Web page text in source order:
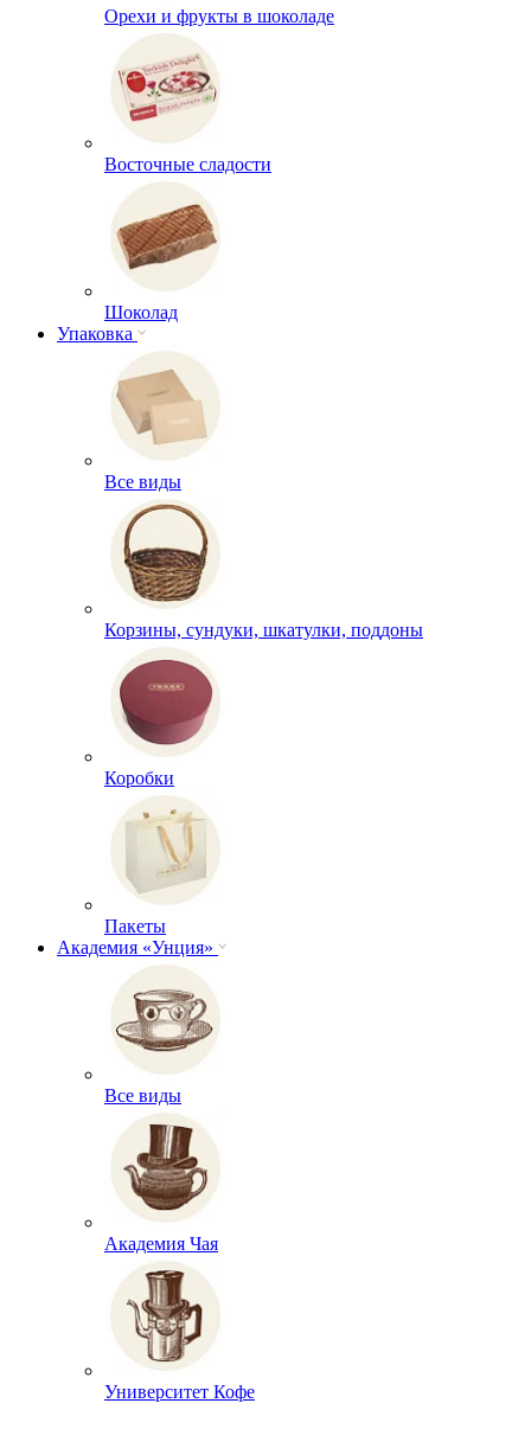
Орехи и фрукты в шоколаде
Восточные сладости
Шоколад
Упаковка
Все виды
Корзины, сундуки, шкатулки, поддоны
Коробки
Пакеты
Академия «Унция»
Все виды
Академия Чая
Университет Кофе